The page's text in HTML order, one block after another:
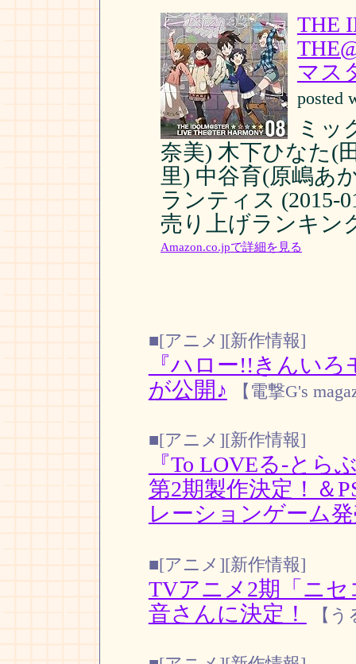
THE
マス
posted
ミッ
奈美) 木下ひなた(
里) 中谷育(原嶋あ
ランティス (2015-
売り上げランキン
Amazon.co.jpで詳細を見る
■[アニメ][新作情報]
『ハロー!!きんい
が公開♪
【電撃G's
■[アニメ][新作情報]
『To LOVEる-とら
第2期製作決定！＆
レーションゲーム
■[アニメ][新作情報]
TVアニメ2期「ニ
音さんに決定！
【